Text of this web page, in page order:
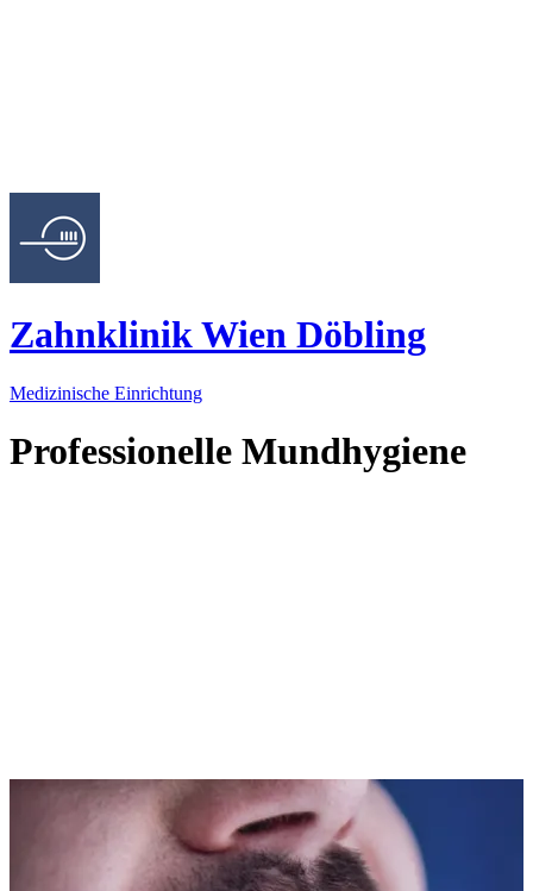
Zahnklinik Wien Döbling
Medizinische Einrichtung
Professionelle Mundhygiene